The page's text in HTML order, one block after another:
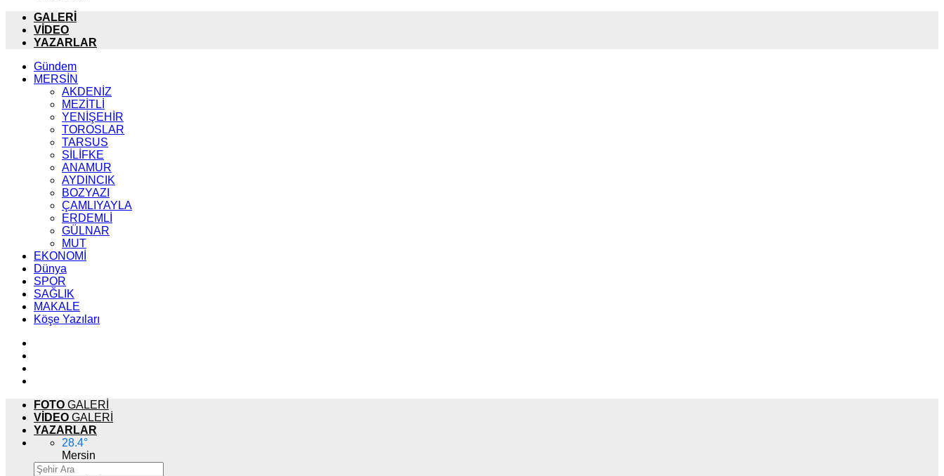
GALERİ
VİDEO
YAZARLAR
Gündem
MERSİN
AKDENİZ
MEZİTLİ
YENİŞEHİR
TOROSLAR
TARSUS
SİLİFKE
ANAMUR
AYDINCIK
BOZYAZI
ÇAMLIYAYLA
ERDEMLİ
GÜLNAR
MUT
EKONOMİ
Dünya
SPOR
SAĞLIK
MAKALE
Köşe Yazıları
FOTO GALERİ
VİDEO GALERİ
YAZARLAR
28.4°
Mersin